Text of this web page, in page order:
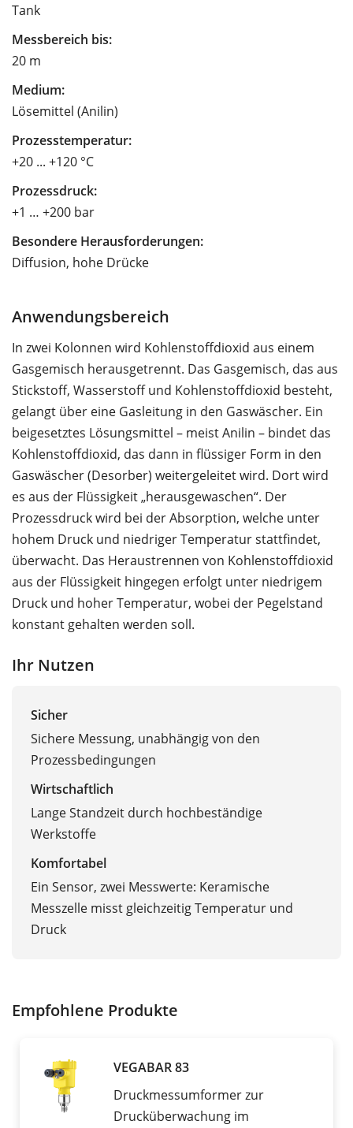
Tank
Messbereich bis:
20 m
Medium:
Lösemittel (Anilin)
Prozesstemperatur:
+20 ... +120 °C
Prozessdruck:
+1 … +200 bar
Besondere Herausforderungen:
Diffusion, hohe Drücke
Anwendungsbereich
In zwei Kolonnen wird Kohlenstoffdioxid aus einem
Gasgemisch herausgetrennt. Das Gasgemisch, das aus
Stickstoff, Wasserstoff und Kohlenstoffdioxid besteht,
gelangt über eine Gasleitung in den Gaswäscher. Ein
beigesetztes Lösungsmittel – meist Anilin – bindet das
Kohlenstoffdioxid, das dann in flüssiger Form in den
Gaswäscher (Desorber) weitergeleitet wird. Dort wird
es aus der Flüssigkeit „herausgewaschen“. Der
Prozessdruck wird bei der Absorption, welche unter
hohem Druck und niedriger Temperatur stattfindet,
überwacht. Das Heraustrennen von Kohlenstoffdioxid
aus der Flüssigkeit hingegen erfolgt unter niedrigem
Druck und hoher Temperatur, wobei der Pegelstand
konstant gehalten werden soll.
Ihr Nutzen
Sicher
Sichere Messung, unabhängig von den
Prozessbedingungen
Wirtschaftlich
Lange Standzeit durch hochbeständige
Werkstoffe
Komfortabel
Ein Sensor, zwei Messwerte: Keramische
Messzelle misst gleichzeitig Temperatur und
Druck
Empfohlene Produkte
VEGABAR 83
Druckmessumformer zur
Drucküberwachung im